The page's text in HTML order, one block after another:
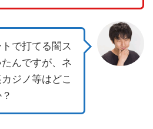
で打てる闇ス
んですが、ネ
ジノ等はどこ